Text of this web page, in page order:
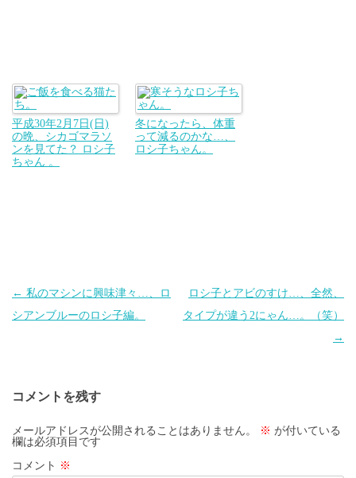
平成30年2月7日(日)
の晩、シカゴマラソ
ンを見てた？ ロシ子
ちゃん 。
冬になったら、体重
って減るのかな…、
ロシ子ちゃん。
投
稿
ー
シ
ョ
ン
← 私のマシンに興味津々…、ロ
シアンブルーのロシ子編。
ロシ子とアビのすけ…、全然、
タイプが違う2にゃん…。（笑）
→
コメントを残す
メールアドレスが公開されることはありません。 ※ が付いている
欄は必須項目です
コメント ※